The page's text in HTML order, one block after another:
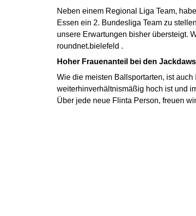
Neben einem Regional Liga Team,
Essen ein 2. Bundesliga Team zu
unsere Erwartungen bisher übersteigt.
roundnet.bielefeld .
Hoher Frauenanteil bei den
Wie die meisten Ballsportarten, ist
weiterhinverhältnismäßig hoch ist und
Über jede neue Flinta Person, freuen